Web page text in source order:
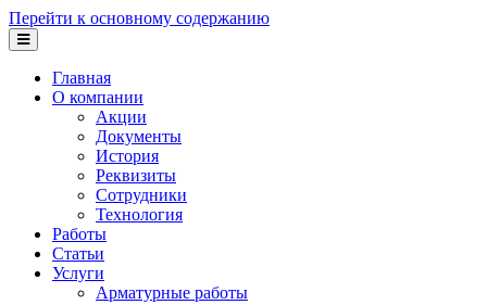
Перейти к основному содержанию
Главная
О компании
Акции
Документы
История
Реквизиты
Сотрудники
Технология
Работы
Статьи
Услуги
Арматурные работы